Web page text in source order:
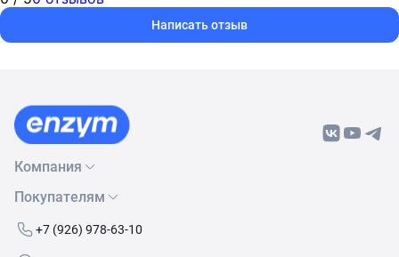
Написать отзыв
Компания
О нас
Бренды
Контакты
Покупателям
Как сделать заказ
+7 (926) 978-63-10